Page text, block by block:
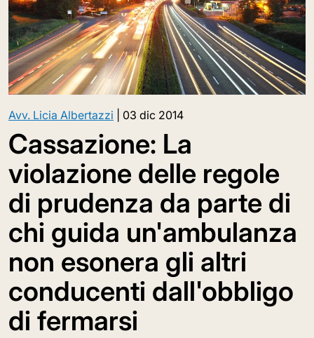
Avv. Licia Albertazzi 03 dic 2014
Cassazione: La
violazione delle regole
di prudenza da parte di
chi guida un'ambulanza
non esonera gli altri
conducenti dall'obbligo
di fermarsi